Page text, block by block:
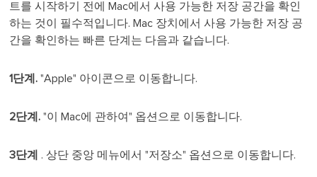
트를 시작하기 전에 Mac에서 사용 가능한 저장 공간을 확인
하는 것이 필수적입니다. Mac 장치에서 사용 가능한 저장 공
간을 확인하는 빠른 단계는 다음과 같습니다.
1단계. "Apple" 아이콘으로 이동합니다.
2단계. "이 Mac에 관하여" 옵션으로 이동합니다.
3단계 . 상단 중앙 메뉴에서 "저장소" 옵션으로 이동합니다.